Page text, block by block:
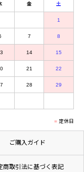
金 土
1
7 8
14 15
21 22
28 29
定休日
ご購入ガイド
商取引法に基づく表記